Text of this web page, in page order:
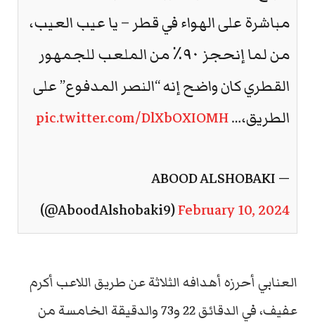
مباشرة على الهواء في قطر – يا عيب العيب،
من لما إنحجز ٩٠٪ من الملعب للجمهور
القطري كان واضح إنه “النصر المدفوع” على
الطريق،…pic.twitter.com/DlXbOXIOMH
— ABOOD ALSHOBAKI
(@AboodAlshobaki9)February 10, 2024
العنابي أحرزه أهدافه الثلاثة عن طريق اللاعب أكرم
عفيف، في الدقائق 22 و73 والدقيقة الخامسة من